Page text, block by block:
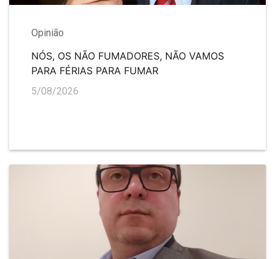
Opinião
NÓS, OS NÃO FUMADORES, NÃO VAMOS
PARA FÉRIAS PARA FUMAR
5/08/2026